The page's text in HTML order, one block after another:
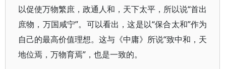
以促使万物繁庶，政通人和，天下太平，所以说“首出
庶物，万国咸宁”。可以看出，这是以“保合太和”作为
自己的最高价值理想。这与《中庸》所说“致中和，天
地位焉，万物育焉”，也是一致的。